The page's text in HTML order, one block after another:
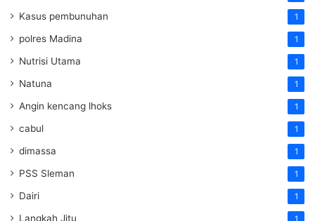
Kasus pembunuhan 1
polres Madina 1
Nutrisi Utama 1
Natuna 1
Angin kencang lhoks 1
cabul 1
dimassa 1
PSS Sleman 1
Dairi 1
Langkah Jitu 1